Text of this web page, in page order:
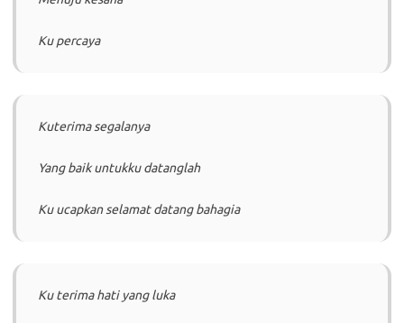
Ku percaya
Kuterima segalanya
Yang baik untukku datanglah
Ku ucapkan selamat datang bahagia
Ku terima hati yang luka